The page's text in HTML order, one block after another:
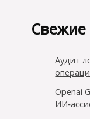
Свежие
Аудит
Openai